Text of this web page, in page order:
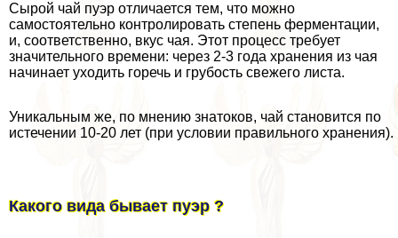
Сырой чай пуэр отличается тем, что можно
самостоятельно контролировать степень ферментации,
и, соответственно, вкус чая. Этот процесс требует
значительного времени: через 2-3 года хранения из чая
начинает уходить горечь и грубость свежего листа.
Уникальным же, по мнению знатоков, чай становится по
истечении 10-20 лет (при условии правильного хранения).
Какого вида бывает пуэр ?